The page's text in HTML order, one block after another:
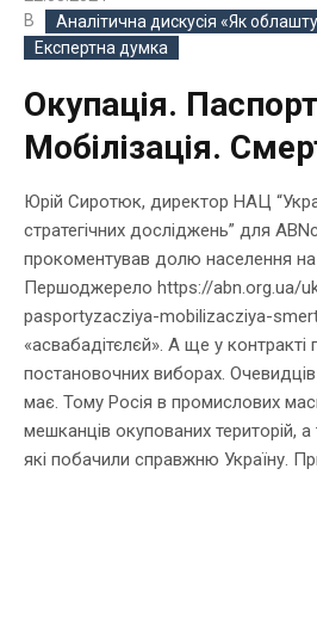
В
Аналітична дискусія «Як
Експертна думка
Окупація.
Мобілізація.
Юрій Сиротюк, директор НАЦ
стратегічних досліджень” для
прокоментував долю населення на
Першоджерело https://abn.org.ua/
pasportyzacziya-mobilizacziya-
«асвабадітєлєй». А ще у контракті
постановочних виборах.
має. Тому Росія в промислових
мешканців окупованих територій,
які побачили справжню Україну.